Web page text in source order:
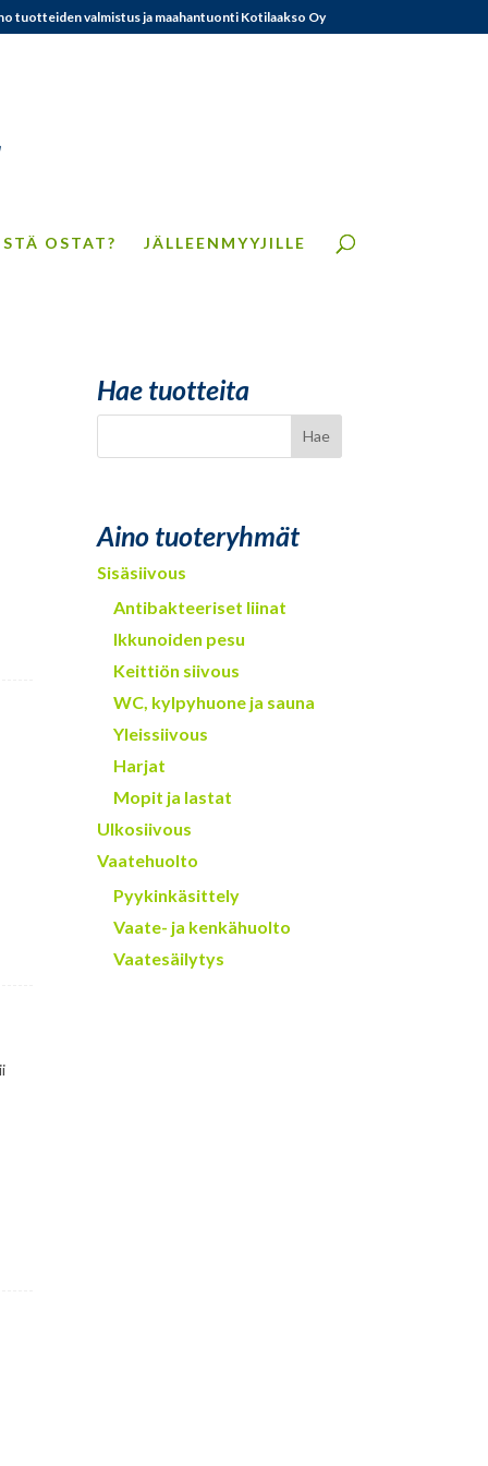
tuotteiden valmistus ja maahantuonti Kotilaakso Oy
OSTAT? JÄLLEENMYYJILLE
Hae tuotteita
Aino tuoteryhmät
Sisäsiivous
Antibakteeriset liinat
Ikkunoiden pesu
Keittiön siivous
WC, kylpyhuone ja sauna
Yleissiivous
Harjat
Mopit ja lastat
Ulkosiivous
Vaatehuolto
Pyykinkäsittely
Vaate- ja kenkähuolto
Vaatesäilytys